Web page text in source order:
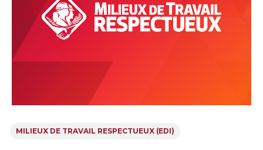
MILIEUX DE TRAVAIL RESPECTUEUX (EDI)